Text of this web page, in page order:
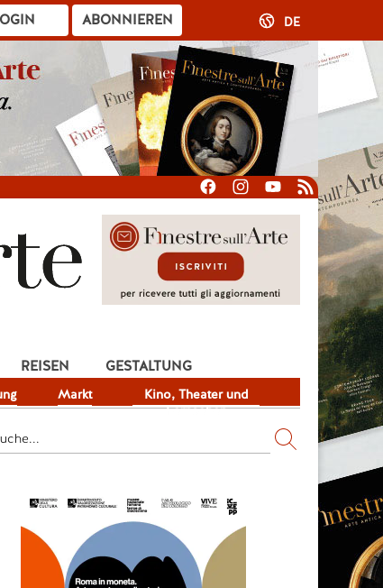
ABONNIEREN DE
Markt
Kino, Theater und
Fernsehen
REISEN
GESTALTUNG